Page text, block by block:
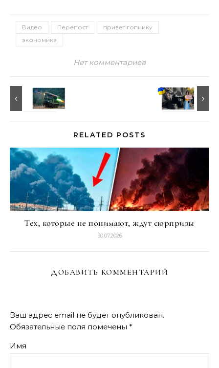
Видео Перепост
привет гопнику
экономика
Нет комментариев
RELATED POSTS
Тех, которые не понимают, ждут сюрпризы
30.07.2026
ДОБАВИТЬ КОММЕНТАРИЙ
Ваш адрес email не будет опубликован.
Обязательные поля помечены *
Имя